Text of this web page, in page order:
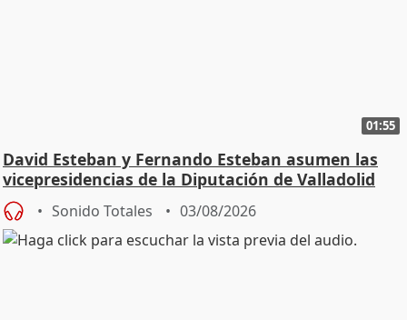
01:55
David Esteban y Fernando Esteban asumen las
vicepresidencias de la Diputación de Valladolid
Sonido Totales 03/08/2026